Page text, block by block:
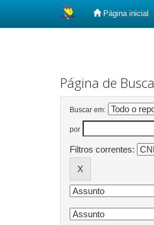
Página inicial
Página de Busca
Buscar em:
por
Filtros correntes: